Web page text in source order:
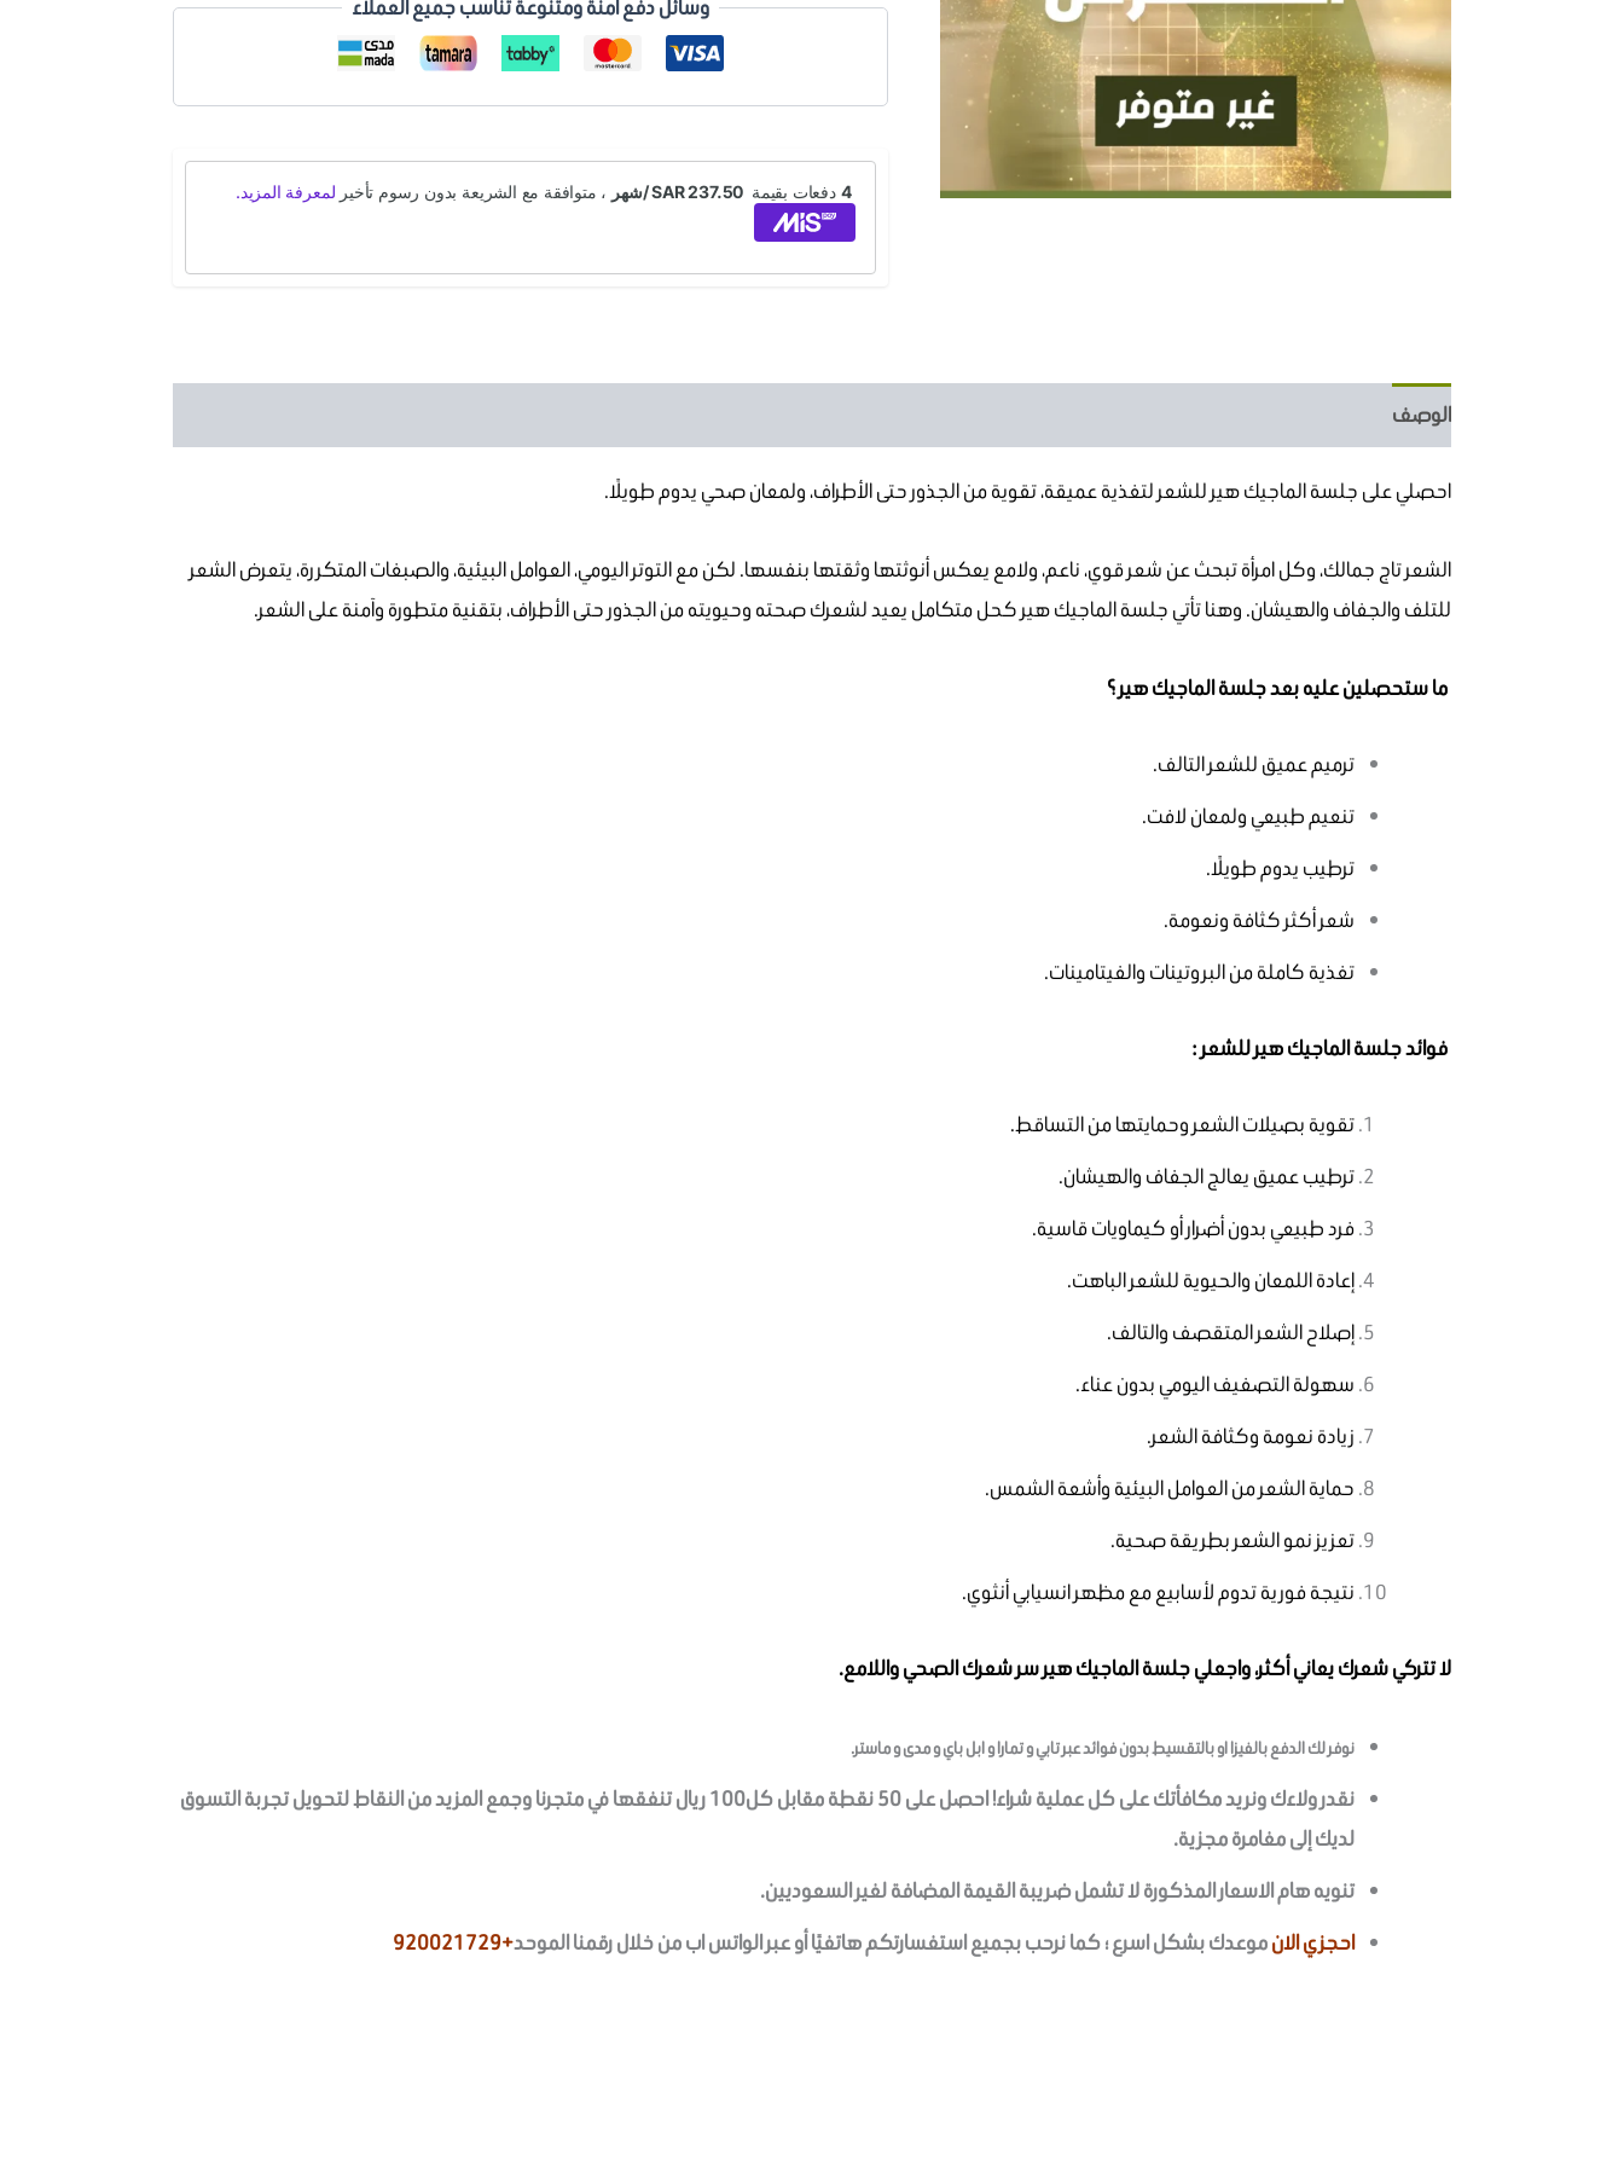
وسائل دفع أمنة ومتنوعة تناسب جميع العملاء
الوصف
احصلي على جلسة الماجيك هير للشعر لتغذية عميقة، تقوية من الجذور حتى الأطراف، ولمعان صحي يدوم طويلًا.
الشعر تاج جمالك، وكل امرأة تبحث عن شعر قوي، ناعم، ولامع يعكس أنوثتها وثقتها بنفسها. لكن مع التوتر اليومي، العوامل البيئية، والصبغات المتكررة، يتعرض الشعر
للتلف والجفاف والهيشان. وهنا تأتي جلسة الماجيك هير كحل متكامل يعيد لشعرك صحته وحيويته من الجذور حتى الأطراف، بتقنية متطورة وآمنة على الشعر.
ما ستحصلين عليه بعد جلسة الماجيك هير ؟
ترميم عميق للشعر التالف.
تنعيم طبيعي ولمعان لافت.
ترطيب يدوم طويلًا.
شعر أكثر كثافة ونعومة.
تغذية كاملة من البروتينات والفيتامينات.
فوائد جلسة الماجيك هير للشعر :
تقوية بصيلات الشعر وحمايتها من التساقط.
ترطيب عميق يعالج الجفاف والهيشان.
فرد طبيعي بدون أضرار أو كيماويات قاسية.
إعادة اللمعان والحيوية للشعر الباهت.
إصلاح الشعر المتقصف والتالف.
سهولة التصفيف اليومي بدون عناء.
زيادة نعومة وكثافة الشعر.
حماية الشعر من العوامل البيئية وأشعة الشمس.
تعزيز نمو الشعر بطريقة صحية.
نتيجة فورية تدوم لأسابيع مع مظهر انسيابي أنثوي.
لا تتركي شعرك يعاني أكثر، واجعلي جلسة الماجيك هير سر شعرك الصحي واللامع.
نوفر لك الدفع بالفيزا او بالتقسيط بدون فوائد عبر تابي و تمارا و ابل باي و مدى و ماستر.
نقدر ولاءك ونريد مكافأتك على كل عملية شراء! احصل على 50 نقطة مقابل كل100 ريال تنفقها في متجرنا وجمع المزيد من النقاط لتحويل تجربة التسوق
لديك إلى مغامرة مجزية.
تنويه هام الاسعار المذكورة لا تشمل ضريبة القيمة المضافة لغير السعوديين.
احجزي الانموعدك بشكل اسرع ؛ كما نرحب بجميع استفسارتكم هاتفيًا أو عبر الواتس اب من خلال رقمنا الموحد+920021729